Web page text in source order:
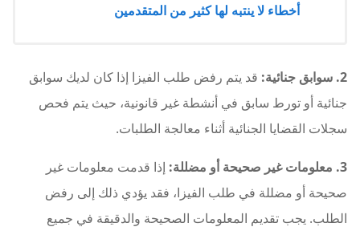
أخطاء لا ينتبه لها كثير من المتقدمين
2. سوابق جنائية:
قد يتم رفض طلب الفيزا إذا كان لديك سوابق
جنائية أو تورط سابق في أنشطة غير قانونية، حيث يتم فحص
سجلات القضايا الجنائية أثناء معالجة الطلبات.
3. معلومات غير صحيحة أو مضللة:
إذا قدمت معلومات غير
صحيحة أو مضللة في طلب الفيزا، فقد يؤدي ذلك إلى رفض
الطلب. يجب تقديم المعلومات الصحيحة والدقيقة في جميع